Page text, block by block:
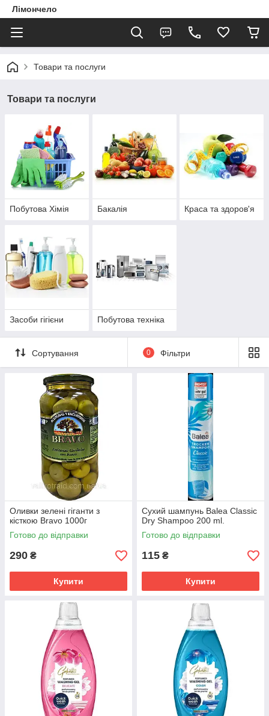
Лімончело
Товари та послуги
Товари та послуги
Побутова Хімія Бакалія Краса та здоров'я
Засоби гігієни Побутова техніка
Сортування 0 Фільтри
Оливки зелені гіганти з
кісткою Bravo 1000г
Готово до відправки
290 ₴
Купити
Сухий шампунь Balea Classic
Dry Shampoo 200 ml.
Готово до відправки
115 ₴
Купити